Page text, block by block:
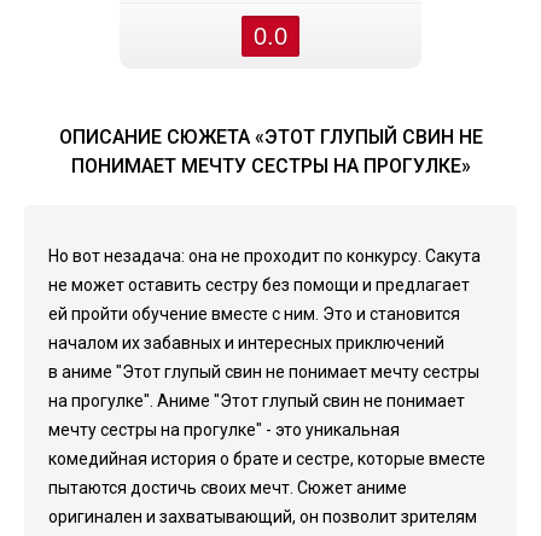
0.0
ОПИСАНИЕ СЮЖЕТА «ЭТОТ ГЛУПЫЙ СВИН НЕ
ПОНИМАЕТ МЕЧТУ СЕСТРЫ НА ПРОГУЛКЕ»
Но вот незадача: она не проходит по конкурсу. Сакута
не может оставить сестру без помощи и предлагает
ей пройти обучение вместе с ним. Это и становится
началом их забавных и интересных приключений
в аниме "Этот глупый свин не понимает мечту сестры
на прогулке". Аниме "Этот глупый свин не понимает
мечту сестры на прогулке" - это уникальная
комедийная история о брате и сестре, которые вместе
пытаются достичь своих мечт. Сюжет аниме
оригинален и захватывающий, он позволит зрителям